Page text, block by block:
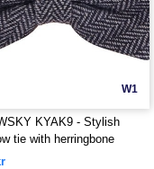
W1
KYAK9 - Stylish
tie with herringbone